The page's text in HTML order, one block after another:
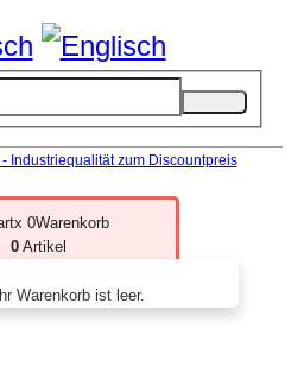
x 0Warenkorb
0Artikel
Ihr Warenkorb ist leer.